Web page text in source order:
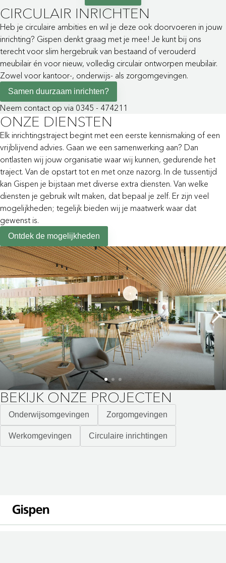
CIRCULAIR INRICHTEN
Heb je circulaire ambities en wil je deze ook doorvoeren in jouw
inrichting? Gispen denkt graag met je mee! Je kunt bij ons
terecht voor slim hergebruik van bestaand of verouderd
meubilair én voor nieuw, volledig circulair ontworpen meubilair.
Zowel voor kantoor-, onderwijs- als zorgomgevingen.
Samen duurzaam inrichten?
Neem contact op via 0345 - 474211
ONZE DIENSTEN
Elk inrichtingstraject begint met een eerste kennismaking of een
vrijblijvend advies. Gaan we een samenwerking aan? Dan
ontlasten wij jouw organisatie waar wij kunnen, gedurende het
traject. Van de opstart tot en met onze nazorg. In de tussentijd
kan Gispen je bijstaan met diverse extra diensten. Van welke
diensten je gebruik wilt maken, dat bepaal je zelf. Er zijn veel
mogelijkheden; tegelijk bieden wij je maatwerk waar dat
gewenst is.
Ontdek de mogelijkheden
BEKIJK ONZE PROJECTEN
Onderwijsomgevingen Zorgomgevingen
Werkomgevingen Circulaire inrichtingen